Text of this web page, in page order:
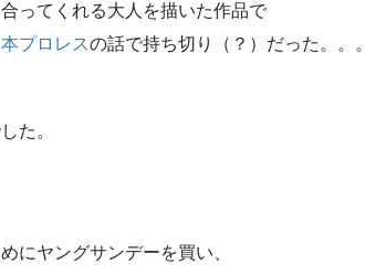
ってくれる大人を描いた作品で
プロレスの話で持ち切り（？）だった。。。
た。
にヤングサンデーを買い、